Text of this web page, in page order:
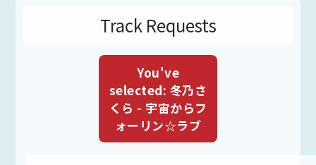
Track Requests
You've
selected: 冬乃さ
くら - 宇宙からフ
ォーリン☆ラブ